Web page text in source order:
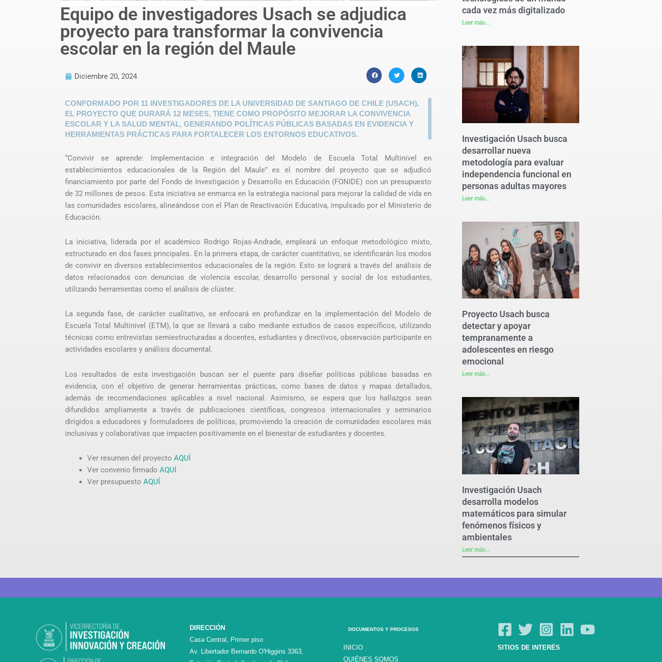
Equipo de investigadores Usach se adjudica
proyecto para transformar la convivencia
escolar en la región del Maule
Diciembre 20, 2024
CONFORMADO POR 11 INVESTIGADORES DE LA UNIVERSIDAD DE SANTIAGO DE CHILE (USACH),
EL PROYECTO QUE DURARÁ 12 MESES, TIENE COMO PROPÓSITO MEJORAR LA CONVIVENCIA
ESCOLAR Y LA SALUD MENTAL, GENERANDO POLÍTICAS PÚBLICAS BASADAS EN EVIDENCIA Y
HERRAMIENTAS PRÁCTICAS PARA FORTALECER LOS ENTORNOS EDUCATIVOS.
“Convivir se aprende: Implementación e integración del Modelo de Escuela Total Multinivel en
establecimientos educacionales de la Región del Maule” es el nombre del proyecto que se adjudicó
financiamiento por parte del Fondo de Investigación y Desarrollo en Educación (FONIDE) con un presupuesto
de 32 millones de pesos. Esta iniciativa se enmarca en la estrategia nacional para mejorar la calidad de vida en
las comunidades escolares, alineándose con el Plan de Reactivación Educativa, impulsado por el Ministerio de
Educación.
La iniciativa, liderada por el académico Rodrigo Rojas-Andrade, empleará un enfoque metodológico mixto,
estructurado en dos fases principales. En la primera etapa, de carácter cuantitativo, se identificarán los modos
de convivir en diversos establecimientos educacionales de la región. Esto se logrará a través del análisis de
datos relacionados con denuncias de violencia escolar, desarrollo personal y social de los estudiantes,
utilizando herramientas como el análisis de clúster.
La segunda fase, de carácter cualitativo, se enfocará en profundizar en la implementación del Modelo de
Escuela Total Multinivel (ETM), la que se llevará a cabo mediante estudios de casos específicos, utilizando
técnicas como entrevistas semiestructuradas a docentes, estudiantes y directivos, observación participante en
actividades escolares y análisis documental.
Los resultados de esta investigación buscan ser el puente para diseñar políticas públicas basadas en
evidencia, con el objetivo de generar herramientas prácticas, como bases de datos y mapas detallados,
además de recomendaciones aplicables a nivel nacional. Asimismo, se espera que los hallazgos sean
difundidos ampliamente a través de publicaciones científicas, congresos internacionales y seminarios
dirigidos a educadores y formuladores de políticas, promoviendo la creación de comunidades escolares más
inclusivas y colaborativas que impacten positivamente en el bienestar de estudiantes y docentes.
Ver resumen del proyecto AQUÍ
Ver convenio firmado AQUÍ
Ver presupuesto AQUÍ
cada vez más digitalizado
Leer más...
Investigación Usach busca
desarrollar nueva
metodología para evaluar
independencia funcional en
personas adultas mayores
Leer más...
Proyecto Usach busca
detectar y apoyar
tempranamente a
adolescentes en riesgo
emocional
Leer más...
Investigación Usach
desarrolla modelos
matemáticos para simular
fenómenos físicos y
ambientales
Leer más...
DIRECCIÓN
Casa Central, Primer piso
Av. Libertador Bernardo O'Higgins 3363,
DOCUMENTOS Y PROCESOS
INICIO
QUIÉNES SOMOS
SITIOS DE INTERÉS